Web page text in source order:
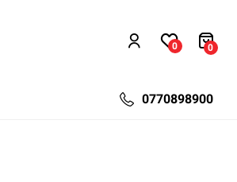
0 0
0770898900